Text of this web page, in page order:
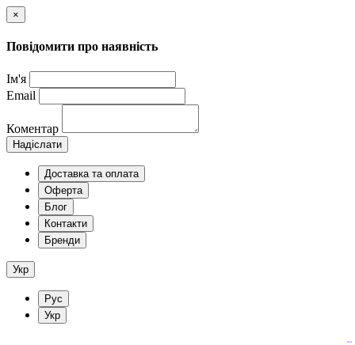
×
Повідомити про наявність
Ім'я
Email
Коментар
Надіслати
Доставка та оплата
Оферта
Блог
Контакти
Бренди
Укр
Рус
Укр